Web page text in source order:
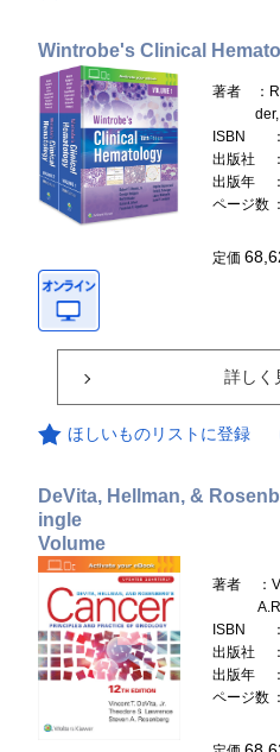
Wintrobe's Clinical
著者
：
ISBN
出版社
出版年
ページ数
定価
詳しく
ほしいものリストに登録
DeVita, Hellman, &
ingle
Volume
著者
：
ISBN
出版社
出版年
ページ数